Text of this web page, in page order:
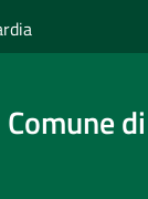
Comune